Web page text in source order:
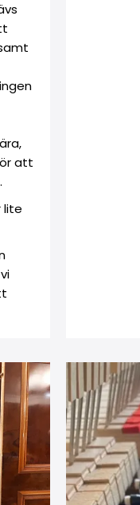
att
lite